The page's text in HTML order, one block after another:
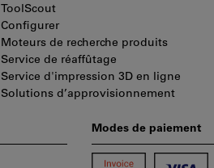
ToolScout
Configurer
Moteurs de recherche produits
Service de réaffûtage
Service d'impression 3D en ligne
Solutions d’approvisionnement
Modes de paiement